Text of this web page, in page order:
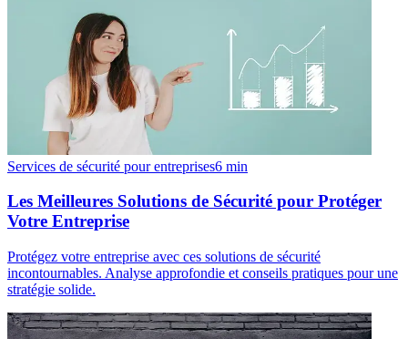
Services de sécurité pour entreprises6 min
Les Meilleures Solutions de Sécurité pour Protéger
Votre Entreprise
Protégez votre entreprise avec ces solutions de sécurité
incontournables. Analyse approfondie et conseils pratiques pour une
stratégie solide.